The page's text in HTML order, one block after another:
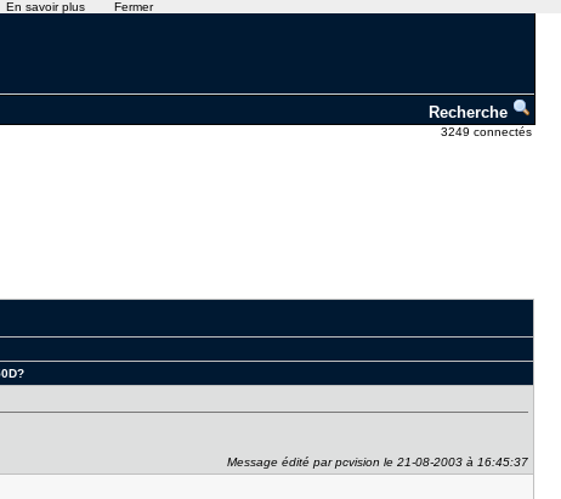
Recherche
3249 connectés
Message édité par pcvision le 21-08-2003 à 16:45:37
En savoir plus Fermer